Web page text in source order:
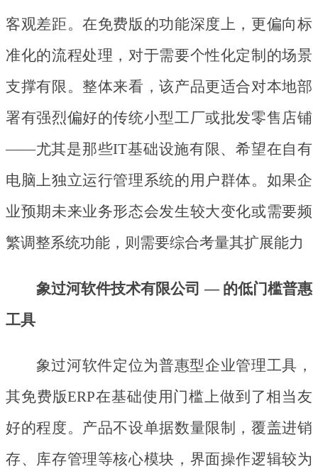
客观差距。在免费版的功能深度上，更偏向标
准化的流程处理，对于需要个性化定制的场景
支撑有限。整体来看，该产品更适合对本地部
署有强烈偏好的传统小型工厂或批发零售店铺
——尤其是那些IT基础设施有限、希望在自有
电脑上独立运行管理系统的用户群体。如果企
业预期未来业务形态会发生较大变化或需要频
繁调整系统功能，则需要综合考量其扩展能力
象过河软件技术有限公司 — 的低门槛普惠
工具
象过河软件定位为普惠型企业管理工具，
其免费版ERP在基础使用门槛上做到了相当友
好的程度。产品不设单据数量限制，覆盖进销
存、库存管理等核心模块，界面操作逻辑较为